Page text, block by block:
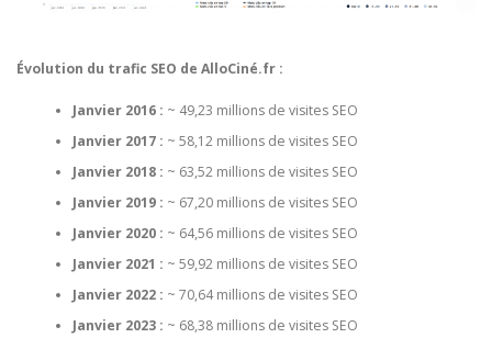
Évolution du trafic SEO de AlloCiné.fr :
Janvier 2016 : ~ 49,23 millions de visites SEO
Janvier 2017 : ~ 58,12 millions de visites SEO
Janvier 2018 : ~ 63,52 millions de visites SEO
Janvier 2019 : ~ 67,20 millions de visites SEO
Janvier 2020 : ~ 64,56 millions de visites SEO
Janvier 2021 : ~ 59,92 millions de visites SEO
Janvier 2022 : ~ 70,64 millions de visites SEO
Janvier 2023 : ~ 68,38 millions de visites SEO